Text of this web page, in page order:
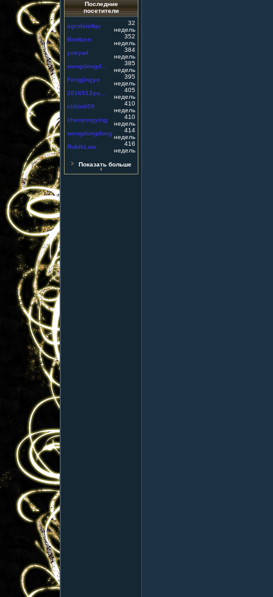
Последние
посетители
agrohimfqo
32
недель
Brettzen
352
недель
yoeywl
384
недель
wengdongd...
385
недель
Fengjingye
395
недель
2016913yu...
405
недель
clibin009
410
недель
chenyingying
410
недель
wengdongdong
414
недель
RubikLow
416
недель
Показать больше